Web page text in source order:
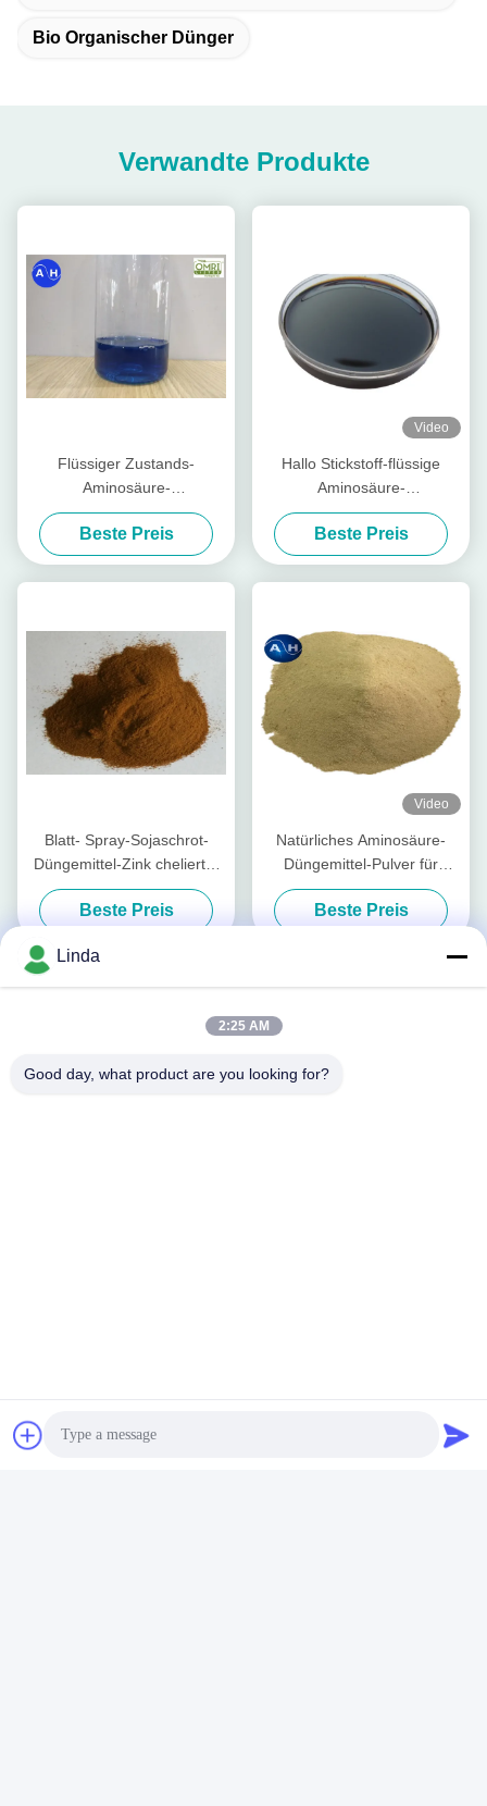
Bio Organischer Dünger
Verwandte Produkte
Flüssiger Zustands-
Aminosäure-
Betriebsdüngemittel-
Kalziumbor-freies Chlor und
Nitrat
Beste Preis
Video
Hallo Stickstoff-flüssige
Aminosäure-
Betriebsdüngemittel-
Bewässerungssystem-
Unterstützung
Beste Preis
Blatt- Spray-Sojaschrot-
Düngemittel-Zink chelierter
agrochemischer hoher
Reinheitsgrad
Beste Preis
Video
Natürliches Aminosäure-
Düngemittel-Pulver für
Betriebswachstums-Chelate-
Magnesium
Beste Preis
Linda
2:25 AM
Good day, what product are you looking for?